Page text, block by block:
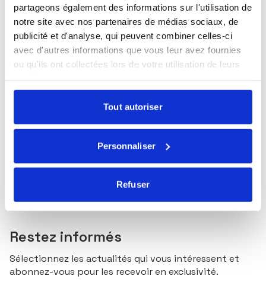
partageons également des informations sur l'utilisation de
notre site avec nos partenaires de médias sociaux, de
publicité et d'analyse, qui peuvent combiner celles-ci
avec d'autres informations que vous leur avez fournies
ou qu'ils ont collectées lors de votre utilisation de leurs
Tout autoriser
Personnaliser
Refuser
Goodvest Sustainable Bonds by Ecofi » pour
financer la transition énergétique et
climatique
Publié le 04/02/2026
Ecofi renforce sa distribution Wholesale avec
l’arrivée de Sébastien Garandeau
Partager l’article
Restez informés
Sélectionnez les actualités qui vous intéressent et
abonnez-vous pour les recevoir en exclusivité.